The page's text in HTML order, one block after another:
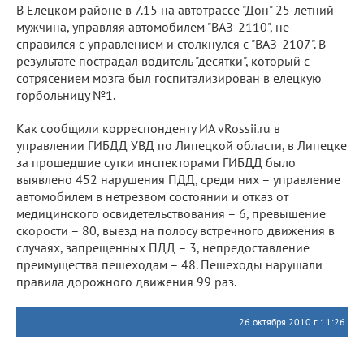
В Елецком районе в 7.15 на автотрассе "Дон" 25-летний
мужчина, управляя автомобилем "ВАЗ-2110", не
справился с управлением и столкнулся с "ВАЗ-2107". В
результате пострадал водитель "десятки", который с
сотрясением мозга был госпитализирован в елецкую
горбольницу №1.
Как сообщили корреспонденту ИА vRossii.ru в
управлении ГИБДД УВД по Липецкой области, в Липецке
за прошедшие сутки инспекторами ГИБДД было
выявлено 452 нарушения ПДД, среди них – управление
автомобилем в нетрезвом состоянии и отказ от
медицинского освидетельствования – 6, превышение
скорости – 80, выезд на полосу встречного движения в
случаях, запрещенных ПДД – 3, непредоставление
преимущества пешеходам – 48. Пешеходы нарушали
правила дорожного движения 99 раз.
26 октября 2010 г. 11:26